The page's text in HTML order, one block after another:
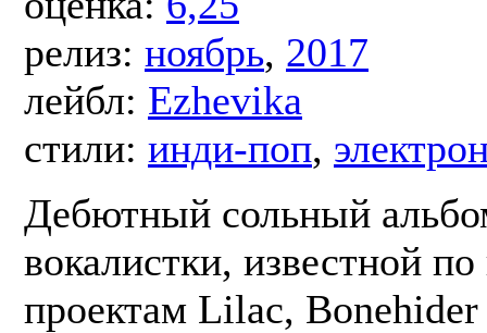
релиз: ноябрь, 2017
лейбл: Ezhevika
стили: инди-поп,
Дебютный сольный
вокалистки, известной
проектам Lilac,